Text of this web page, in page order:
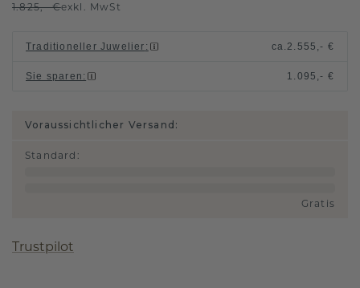
1.825,- €exkl. MwSt
Traditioneller Juwelier : ca.2.555,- €
Sie sparen : 1.095,- €
Voraussichtlicher Versand:
Standard :
Gratis
Trustpilot